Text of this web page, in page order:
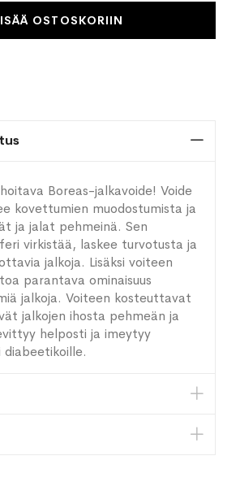
OSTOSKORIIN
Boreas-jalkavoide! Voide
kovettumien muodostumista ja
ja jalat pehmeinä. Sen
virkistää, laskee turvotusta ja
jalkoja. Lisäksi voiteen
parantava ominaisuus
jalkoja. Voiteen kosteuttavat
jalkojen ihosta pehmeän ja
helposti ja imeytyy
diabeetikoille.